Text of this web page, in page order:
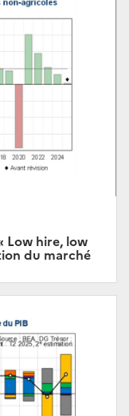
Low hire, low
du marché